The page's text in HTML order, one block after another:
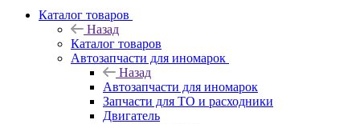
Каталог товаров
Назад
Каталог товаров
Автозапчасти для иномарок
Назад
Автозапчасти для иномарок
Запчасти для ТО и расходники
Двигатель